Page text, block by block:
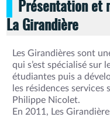
Présentation et
La Girandière
Les Girandières sont
qui s’est spécialisé sur
étudiantes puis a
les résidences services
Philippe Nicolet.
En 2011, Les